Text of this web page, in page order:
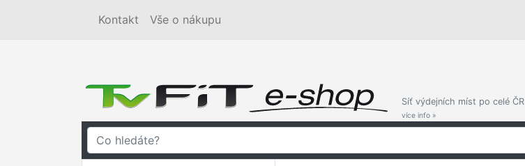
Kontakt Vše o nákupu
Síť výdejních míst po celé ČR
více info »